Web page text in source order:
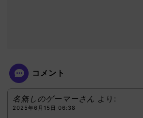
コメント
名無しのゲーマーさん より:
2025年6月15日 06:38